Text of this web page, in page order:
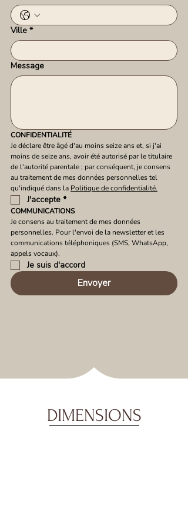
Ville *
Message
CONFIDENTIALITÉ
Je déclare être âgé d'au moins seize ans et, si j'ai
moins de seize ans, avoir été autorisé par le titulaire
de l'autorité parentale ; par conséquent, je consens
au traitement de mes données personnelles tel
qu'indiqué dans la Politique de confidentialité.
J'accepte *
COMMUNICATIONS
Je consens au traitement de mes données
personnelles. Pour l'envoi de la newsletter et les
communications téléphoniques (SMS, WhatsApp,
appels vocaux).
Je suis d'accord
Envoyer
DIMENSIONS